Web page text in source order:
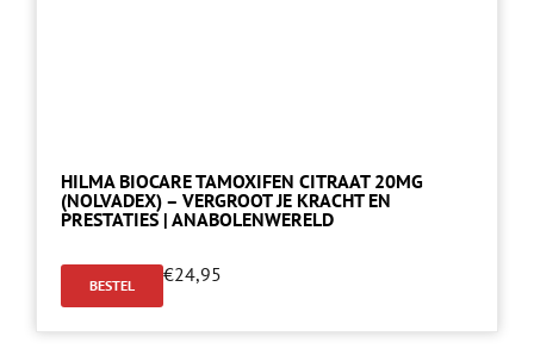
HILMA BIOCARE TAMOXIFEN CITRAAT 20MG
(NOLVADEX) – VERGROOT JE KRACHT EN
PRESTATIES | ANABOLENWERELD
BESTEL €24,95